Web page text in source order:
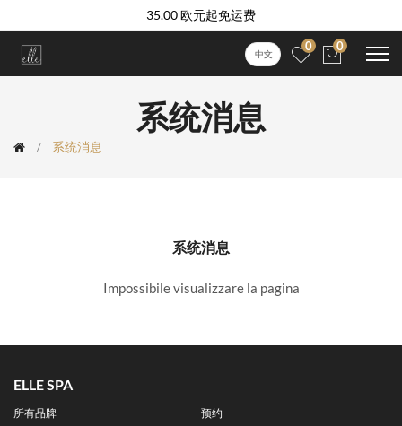
35.00 欧元起免运费
中文
0 0
系统消息
系统消息
系统消息
Impossibile visualizzare la pagina
ELLE SPA
所有品牌
预约